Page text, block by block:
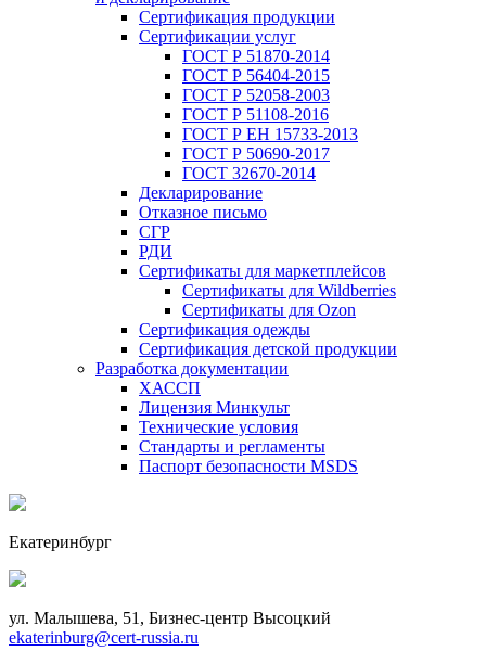
Сертификация продукции
Сертификации услуг
ГОСТ Р 51870-2014
ГОСТ Р 56404-2015
ГОСТ Р 52058-2003
ГОСТ Р 51108-2016
ГОСТ Р ЕН 15733-2013
ГОСТ Р 50690-2017
ГОСТ 32670-2014
Декларирование
Отказное письмо
СГР
РДИ
Сертификаты для маркетплейсов
Сертификаты для Wildberries
Сертификаты для Ozon
Сертификация одежды
Сертификация детской продукции
Разработка документации
ХАССП
Лицензия Минкульт
Технические условия
Стандарты и регламенты
Паспорт безопасности MSDS
Екатеринбург
ул. Малышева, 51, Бизнес-центр Высоцкий
ekaterinburg@cert-russia.ru